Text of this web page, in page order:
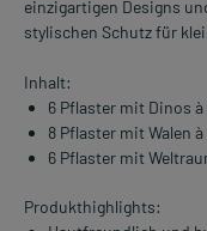
einzigartigen Designs
stylischen Schutz für
Inhalt:
6 Pflaster mit Dinos
8 Pflaster mit Walen
6 Pflaster mit
Produkthighlights: